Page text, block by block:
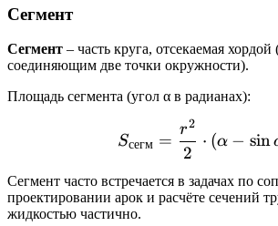
Сегмент
Сегмент – часть круга, отсекаемая хордой
соединяющим две точки окружности).
Площадь сегмента (угол α в радианах):
Sсегм =
2
r2
⋅ (α − sin
Сегмент часто встречается в задачах по
проектировании арок и расчёте сечений
жидкостью частично.